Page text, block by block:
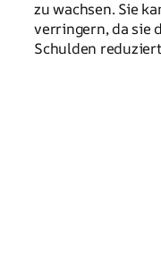
zu wachsen. Sie
verringern, da sie
Schulden